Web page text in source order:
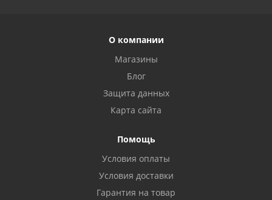
О компании
Магазины
Блог
Защита данных
Карта сайта
Помощь
Условия оплаты
Условия доставки
Гарантия на товар